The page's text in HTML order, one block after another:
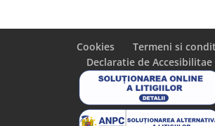
Cookies
Termeni si
Declaratie de Accesibilitae